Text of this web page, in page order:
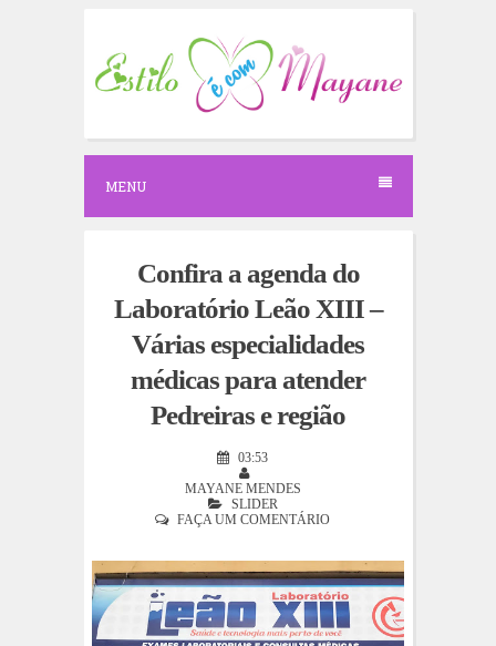
c
o
e
MENU
Confira a agenda do
Laboratório Leão XIII –
Várias especialidades
médicas para atender
Pedreiras e região
03:53
MAYANE MENDES
SLIDER
FAÇA UM COMENTÁRIO